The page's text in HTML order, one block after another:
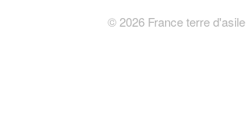
©2026France terre d'asile